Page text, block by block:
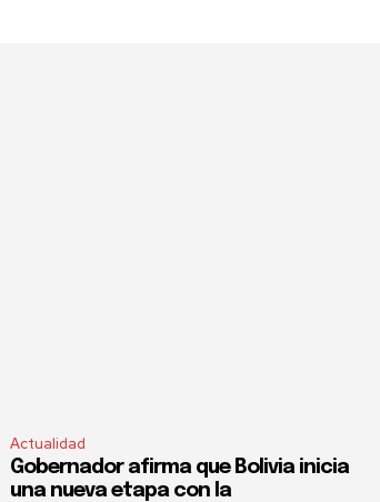
Actualidad
Gobernador afirma que Bolivia inicia
una nueva etapa con la